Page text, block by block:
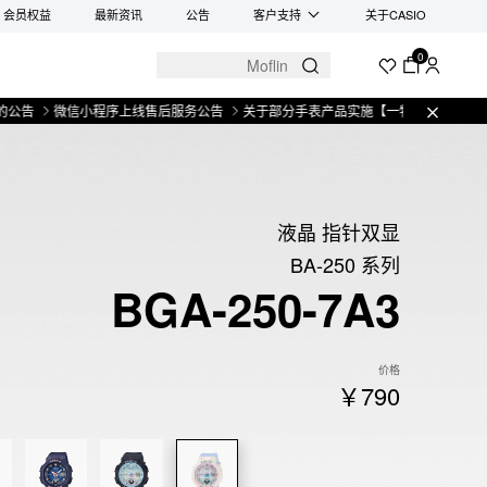
会员权益 最新资讯 公告 客户支持 关于CASIO
0
微信小程序上线售后服务公告 关于部分手表产品实施【一物一码】管理的公告
液晶 指针双显
BA-250 系列
BGA-250-7A3
价格
￥790